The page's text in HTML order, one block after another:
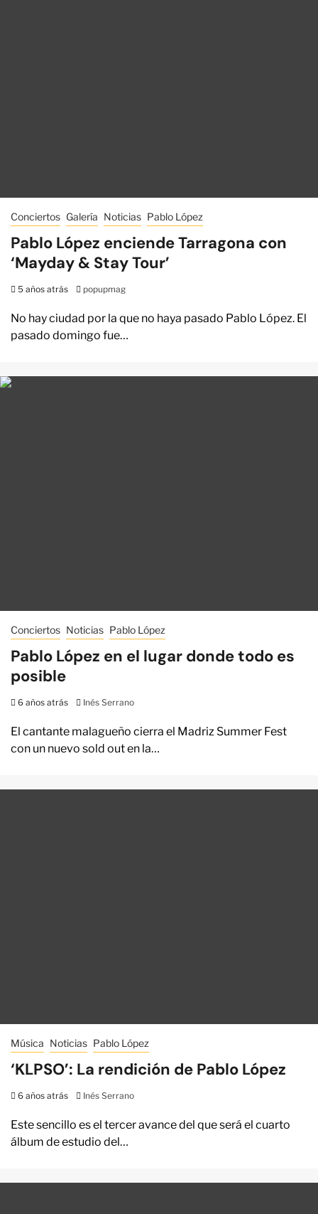
Conciertos Galería Noticias Pablo López
Pablo López enciende Tarragona con
‘Mayday & Stay Tour’
5 años atrás popupmag
No hay ciudad por la que no haya pasado Pablo López. El
pasado domingo fue…
Conciertos Noticias Pablo López
Pablo López en el lugar donde todo es
posible
6 años atrás Inés Serrano
El cantante malagueño cierra el Madriz Summer Fest
con un nuevo sold out en la…
Música Noticias Pablo López
‘KLPSO’: La rendición de Pablo López
6 años atrás Inés Serrano
Este sencillo es el tercer avance del que será el cuarto
álbum de estudio del…